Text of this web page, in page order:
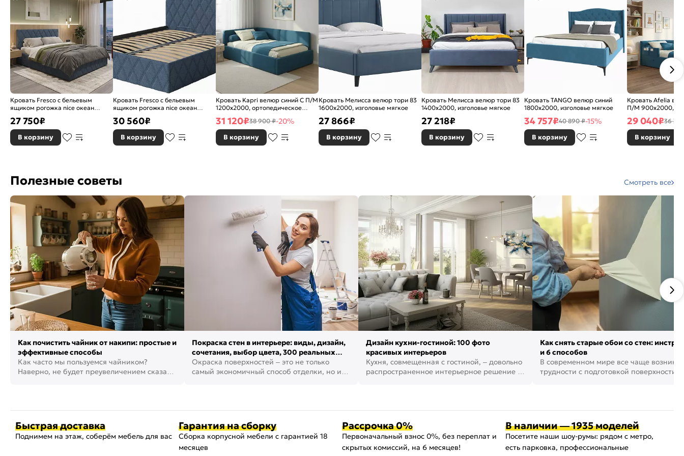
Кровать Fresco с бельевым
ящиком рогожка nice океан
27 750₽
В корзину
Кровать Fresco с бельевым
ящиком рогожка nice океан
30 560₽
В корзину
Кровать Kapri велюр синий С П/М
1200x2000, ортопедическое
31 120₽38 900 ₽-20%
В корзину
Кровать Мелисса велюр тори 83
1600x2000, изголовье мягкое
27 866₽
В корзину
Кровать Мелисса велюр тори 83
1400x2000, изголовье мягкое
27 218₽
В корзину
Кровать TANGO велюр синий
1800x2000, изголовье мягкое
34 757₽40 890 ₽-15%
В корзину
Кровать Afelia
П/М 900x2000,
29 040₽36
В корзину
Полезные советы Смотреть все
Как почистить чайник от накипи: простые и
эффективные способы
Как часто мы пользуемся чайником?
Наверно, не будет преувеличением сказать,
Покраска стен в интерьере: виды, дизайн,
сочетания, выбор цвета, 300 реальных
фото
Окраска поверхностей – это не только
самый экономичный способ отделки, но и
Дизайн кухни-гостиной: 100 фото
красивых интерьеров
Кухня, совмещенная с гостиной, – довольно
распространенное интерьерное решение в
Как снять старые обои со стен:
и 6 способов
В современном мире все чаще
трудности с подготовкой поверхности
Быстрая доставка
Поднимем на этаж, соберём мебель для вас
Гарантия на сборку
Сборка корпусной мебели с гарантией 18
месяцев
Рассрочка 0%
Первоначальный взнос 0%, без переплат и
скрытых комиссий, на 6 месяцев!
В наличии — 1935 моделей
Посетите наши шоу-румы: рядом с метро,
есть парковка, профессиональные